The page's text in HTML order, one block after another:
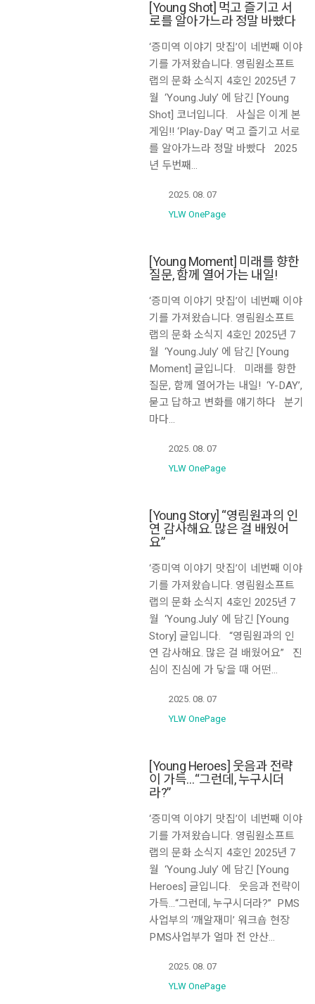
[Young Shot] 먹고 즐기고 서
로를 알아가느라 정말 바빴다
‘증미역 이야기 맛집’이 네번째 이야
기를 가져왔습니다. 영림원소프트
랩의 문화 소식지 4호인 2025년 7
월 ‘Young.July’ 에 담긴 [Young
Shot] 코너입니다. 사실은 이게 본
게임!! ‘Play-Day’ 먹고 즐기고 서로
를 알아가느라 정말 바빴다 2025
년 두번째…
2025. 08. 07
YLW OnePage
[Young Moment] 미래를 향한
질문, 함께 열어가는 내일!
‘증미역 이야기 맛집’이 네번째 이야
기를 가져왔습니다. 영림원소프트
랩의 문화 소식지 4호인 2025년 7
월 ‘Young.July’ 에 담긴 [Young
Moment] 글입니다. 미래를 향한
질문, 함께 열어가는 내일! ‘Y-DAY’,
묻고 답하고 변화를 얘기하다 분기
마다…
2025. 08. 07
YLW OnePage
[Young Story] “영림원과의 인
연 감사해요. 많은 걸 배웠어
요”
‘증미역 이야기 맛집’이 네번째 이야
기를 가져왔습니다. 영림원소프트
랩의 문화 소식지 4호인 2025년 7
월 ‘Young.July’ 에 담긴 [Young
Story] 글입니다. “영림원과의 인
연 감사해요. 많은 걸 배웠어요” 진
심이 진심에 가 닿을 때 어떤…
2025. 08. 07
YLW OnePage
[Young Heroes] 웃음과 전략
이 가득…“그런데, 누구시더
라?”
‘증미역 이야기 맛집’이 네번째 이야
기를 가져왔습니다. 영림원소프트
랩의 문화 소식지 4호인 2025년 7
월 ‘Young.July’ 에 담긴 [Young
Heroes] 글입니다. 웃음과 전략이
가득…“그런데, 누구시더라?” PMS
사업부의 ‘깨알재미’ 워크숍 현장
PMS사업부가 얼마 전 안산…
2025. 08. 07
YLW OnePage